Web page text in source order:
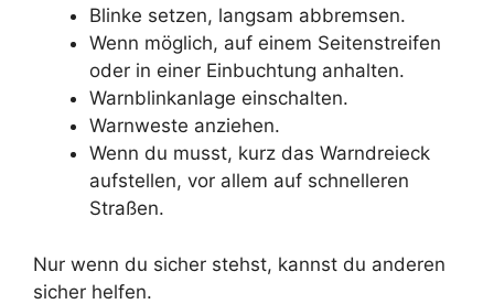
Blinke setzen, langsam abbremsen.
Wenn möglich, auf einem Seitenstreifen
oder in einer Einbuchtung anhalten.
Warnblinkanlage einschalten.
Warnweste anziehen.
Wenn du musst, kurz das Warndreieck
aufstellen, vor allem auf schnelleren
Straßen.
Nur wenn du sicher stehst, kannst du anderen
sicher helfen.